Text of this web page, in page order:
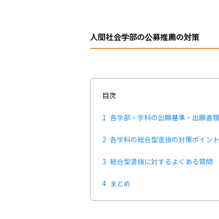
人間社会学部の公募推薦の対策
目次
1 各学部・学科の出願基準・出願書
2 各学科の総合型選抜の対策ポイント
3 総合型選抜に対するよくある質問
4 まとめ